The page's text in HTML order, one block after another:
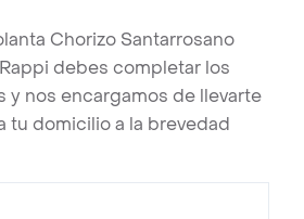
Chorizo Santarrosano
debes completar los
y nos encargamos de llevarte
tu domicilio a la brevedad